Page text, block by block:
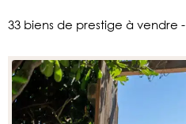
33 biens de prestige à vendre -